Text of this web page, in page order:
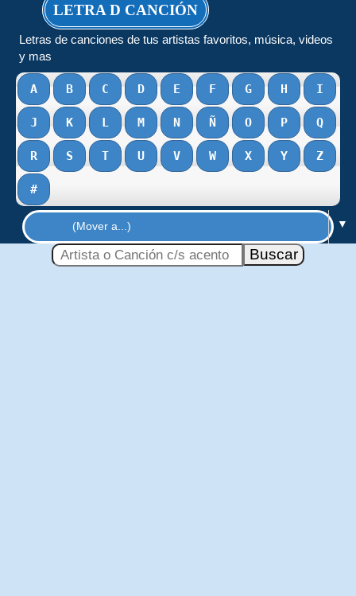
LETRA D CANCIÓN
Letras de canciones de tus artistas favoritos, música, videos
y mas
A B C D E F G H I
J K L M N Ñ O P Q
R S T U V W X Y Z
#
▼